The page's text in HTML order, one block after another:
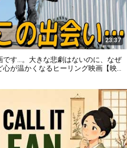
23:37
です…。大きな悲劇はないのに、なぜ
が温かくなるヒーリング映画【映画